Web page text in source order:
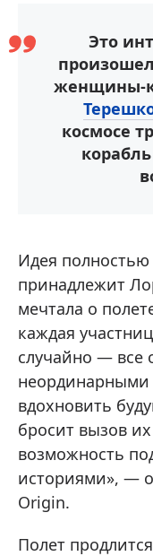
Это
женщины-
космосе
Идея
принадлежит
мечтала о
каждая
случайно — все
вдохновить
бросит вызов
возможность
историями», —
Origin.
Полет